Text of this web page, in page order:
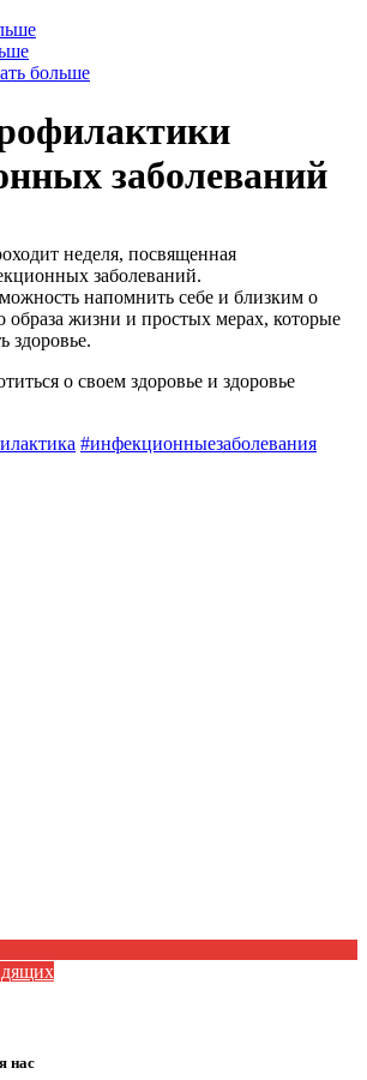
больше
заболеваний
неделя, посвященная
заболеваний.
напомнить себе и близким о
образа жизни и простых мерах, которые
здоровье.
о своем здоровье и здоровье
#инфекционныезаболевания
нас